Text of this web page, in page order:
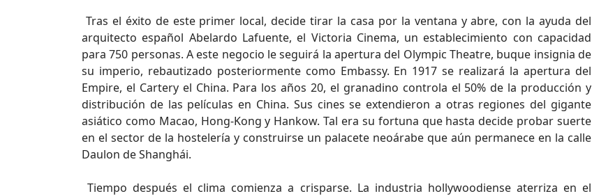
Tras el éxito de este primer local, decide tirar la casa por la ventana y abre, con la ayuda del
arquitecto español Abelardo Lafuente, el Victoria Cinema, un establecimiento con capacidad
para 750 personas. A este negocio le seguirá la apertura del Olympic Theatre, buque insignia de
su imperio, rebautizado posteriormente como Embassy. En 1917 se realizará la apertura del
Empire, el Cartery el China. Para los años 20, el granadino controla el 50% de la producción y
distribución de las películas en China. Sus cines se extendieron a otras regiones del gigante
asiático como Macao, Hong-Kong y Hankow. Tal era su fortuna que hasta decide probar suerte
en el sector de la hostelería y construirse un palacete neoárabe que aún permanece en la calle
Daulon de Shanghái.
Tiempo después el clima comienza a crisparse. La industria hollywoodiense aterriza en el